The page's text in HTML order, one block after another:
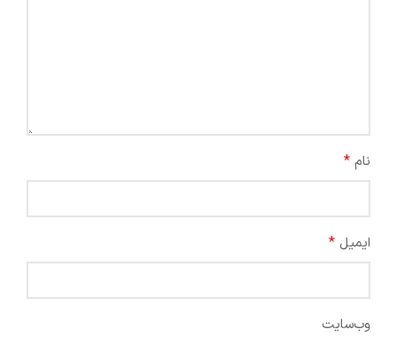
نام *
ایمیل *
وب‌سایت